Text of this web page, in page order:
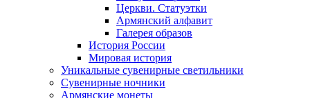
Церкви. Статуэтки
Армянский алфавит
Галерея образов
История России
Мировая история
Уникальные сувенирные светильники
Сувенирные ночники
Армянские монеты